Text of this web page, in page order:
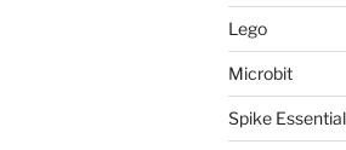
Lego
Microbit
Spike Essential